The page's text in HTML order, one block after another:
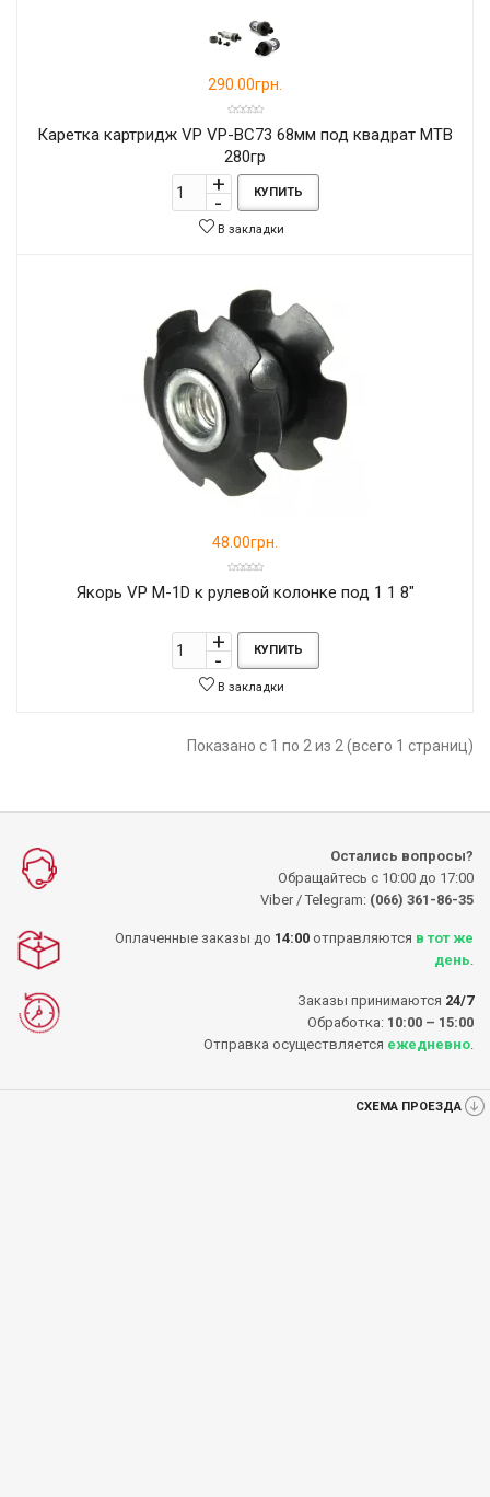
290.00грн.
Каретка картридж VP VP-BC73 68мм под квадрат MTB
280гр
КУПИТЬ
В закладки
48.00грн.
Якорь VP M-1D к рулевой колонке под 1 1 8"
КУПИТЬ
В закладки
Показано с 1 по 2 из 2 (всего 1 страниц)
Остались вопросы?
Обращайтесь с 10:00 до 17:00
Viber / Telegram: (066) 361-86-35
Оплаченные заказы до 14:00 отправляются в тот же
день
Заказы принимаются 24/7
Обработка: 10:00 – 15:00
Отправка осуществляется ежедневно
СХЕМА ПРОЕЗДА